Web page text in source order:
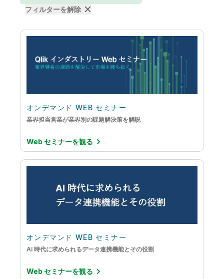
フィルターを解除
オンデマンド WEB セミナー
業界担当営業が業界別の課題解決策を解説
Web セミナーを観る
オンデマンド WEB セミナー
AI 時代に求められるデータ連携機能とその役割
Web セミナーを観る